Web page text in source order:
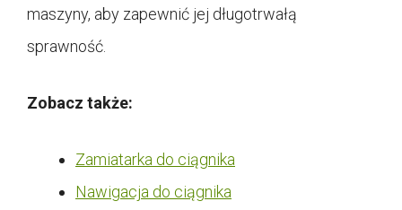
maszyny, aby zapewnić jej długotrwałą
sprawność.
Zobacz także:
Zamiatarka do ciągnika
Nawigacja do ciągnika